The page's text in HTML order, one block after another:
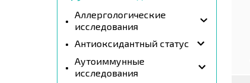
Аллергологические
исследования
Антиоксидантный статус
Аутоиммунные
исследования